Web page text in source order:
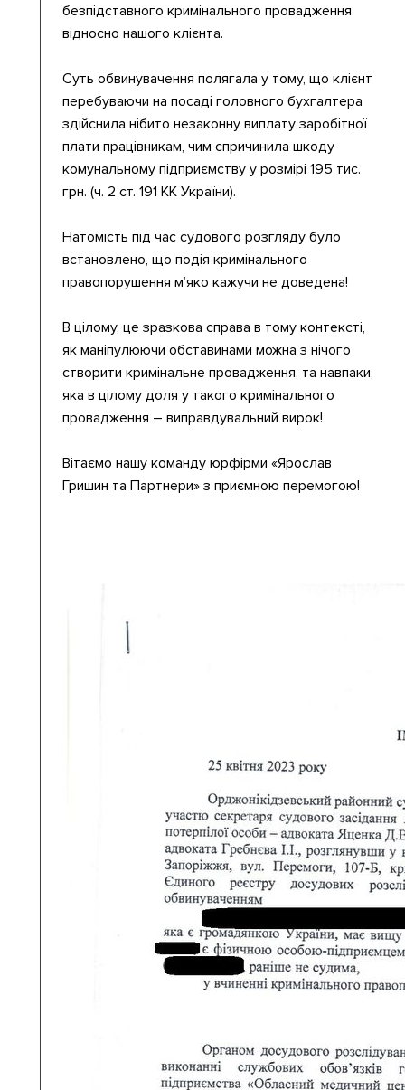
безпідставного кримінального провадження
відносно нашого клієнта.
Суть обвинувачення полягала у тому, що клієнт
перебуваючи на посаді головного бухгалтера
здійснила нібито незаконну виплату заробітної
плати працівникам, чим спричинила шкоду
комунальному підприємству у розмірі 195 тис.
грн. (ч. 2 ст. 191 КК України).
Натомість під час судового розгляду було
встановлено, що подія кримінального
правопорушення м’яко кажучи не доведена!
В цілому, це зразкова справа в тому контексті,
як маніпулюючи обставинами можна з нічого
створити кримінальне провадження, та навпаки,
яка в цілому доля у такого кримінального
провадження – виправдувальний вирок!
Вітаємо нашу команду юрфірми «Ярослав
Гришин та Партнери» з приємною перемогою!